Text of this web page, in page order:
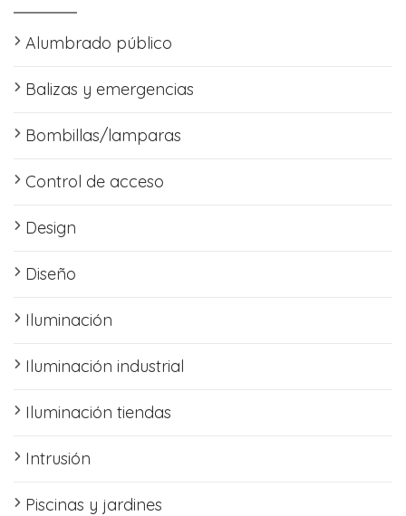
Alumbrado público
Balizas y emergencias
Bombillas/lamparas
Control de acceso
Design
Diseño
Iluminación
Iluminación industrial
Iluminación tiendas
Intrusión
Piscinas y jardines